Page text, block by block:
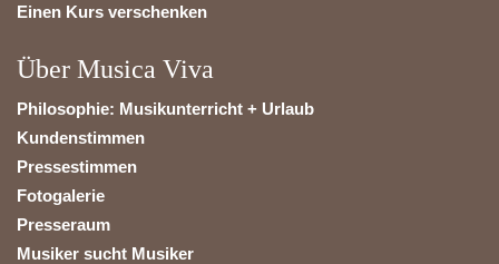
Einen Kurs verschenken
Über Musica Viva
Philosophie: Musikunterricht + Urlaub
Kundenstimmen
Pressestimmen
Fotogalerie
Presseraum
Musiker sucht Musiker